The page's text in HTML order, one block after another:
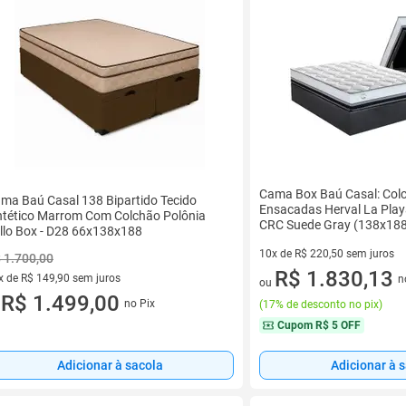
Baú Casal 138 Bipartido Tecido
Marrom Com Colchão Polônia
Box - D28 66x138x188
1.700,00
de R$ 149,90 sem juros
vez de R$ 149,90 sem juros
R$ 1.499,00 no Pix
Adicionar à sacola
Cama Box Baú Casal:
Ensacadas Herval La
CRC Suede Gray
10x de R$ 220,50 sem juros
10 vez de R$ 220,50 sem juros
ou R$ 1.830,13
(17% de desconto no pix)
Cupom R$ 5 OFF
Adicionar à